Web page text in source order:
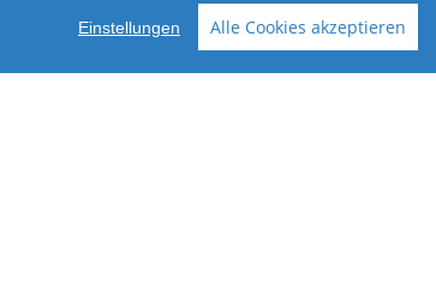
Einstellungen Alle Cookies akzeptieren